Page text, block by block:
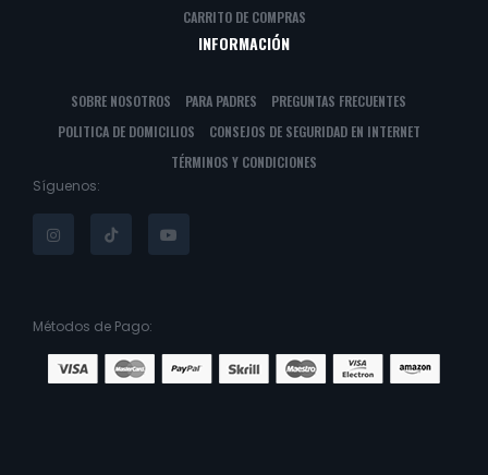
CARRITO DE COMPRAS
INFORMACIÓN
SOBRE NOSOTROS PARA PADRES
PREGUNTAS FRECUENTES
POLITICA DE DOMICILIOS
CONSEJOS DE SEGURIDAD EN INTERNET
TÉRMINOS Y CONDICIONES
Síguenos:
Métodos de Pago: